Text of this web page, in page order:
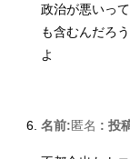
政治が悪いっ
も含むんだろ
よ
名前:匿名 : 投